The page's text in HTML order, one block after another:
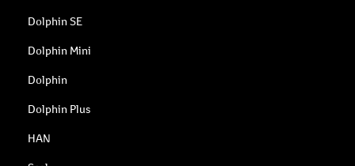
Dolphin SE
Dolphin Mini
Dolphin
Dolphin Plus
HAN